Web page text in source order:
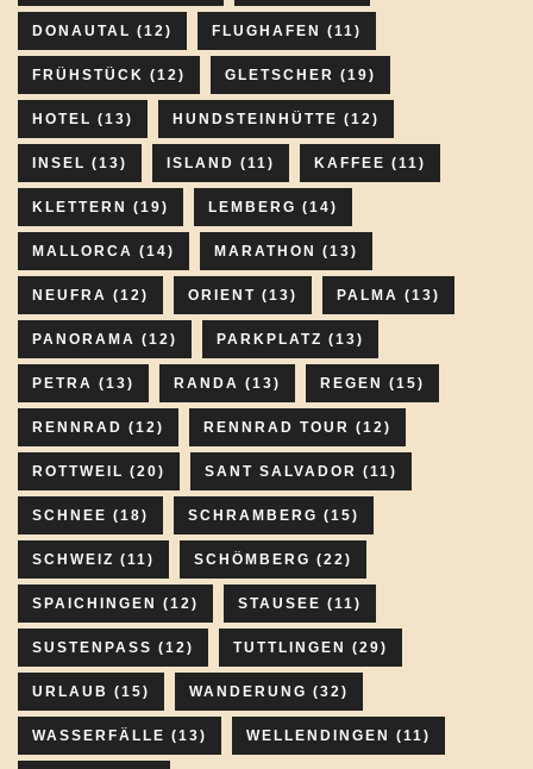
DONAUTAL (12) FLUGHAFEN (11)
FRÜHSTÜCK (12) GLETSCHER (19)
HOTEL (13) HUNDSTEINHÜTTE (12)
INSEL (13) ISLAND (11) KAFFEE (11)
KLETTERN (19) LEMBERG (14)
MALLORCA (14) MARATHON (13)
NEUFRA (12) ORIENT (13) PALMA (13)
PANORAMA (12) PARKPLATZ (13)
PETRA (13) RANDA (13) REGEN (15)
RENNRAD (12) RENNRAD TOUR (12)
ROTTWEIL (20) SANT SALVADOR (11)
SCHNEE (18) SCHRAMBERG (15)
SCHWEIZ (11) SCHÖMBERG (22)
SPAICHINGEN (12) STAUSEE (11)
SUSTENPASS (12) TUTTLINGEN (29)
URLAUB (15) WANDERUNG (32)
WASSERFÄLLE (13) WELLENDINGEN (11)